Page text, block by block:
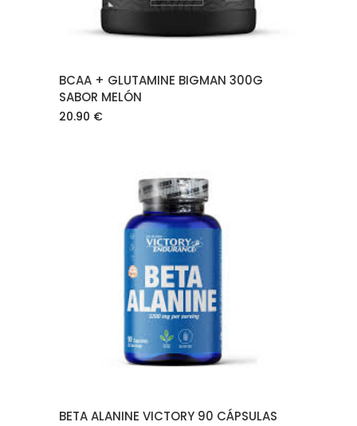
BCAA + GLUTAMINE BIGMAN 300G
SABOR MELÓN
20.90 €
AÑADIR AL CARRITO
BETA ALANINE VICTORY 90 CÁPSULAS